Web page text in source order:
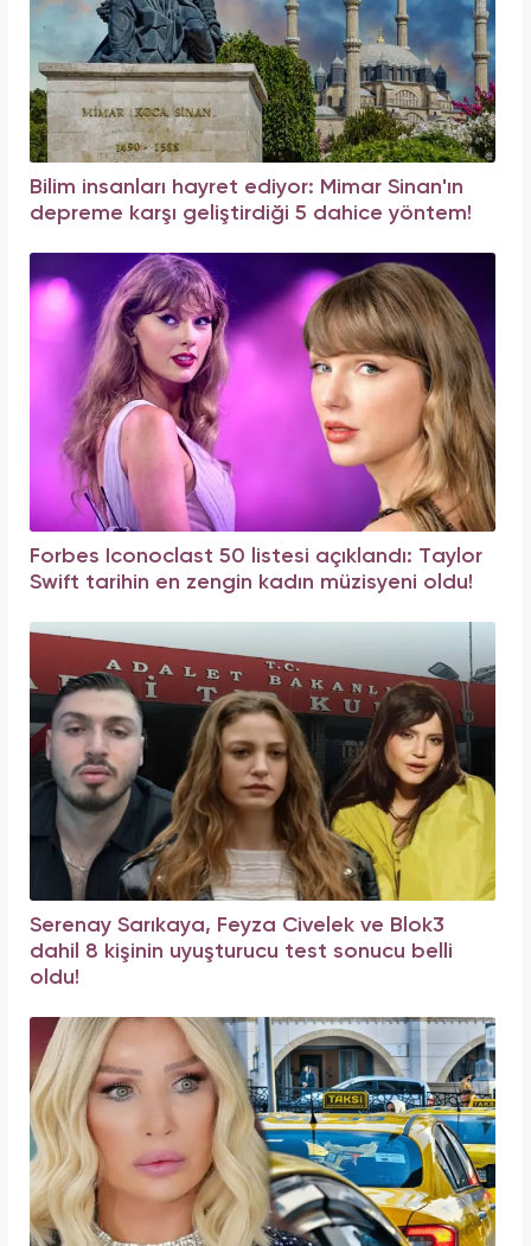
Bilim insanları hayret ediyor: Mimar Sinan'ın
depreme karşı geliştirdiği 5 dahice yöntem!
Forbes Iconoclast 50 listesi açıklandı: Taylor
Swift tarihin en zengin kadın müzisyeni oldu!
Serenay Sarıkaya, Feyza Civelek ve Blok3
dahil 8 kişinin uyuşturucu test sonucu belli
oldu!